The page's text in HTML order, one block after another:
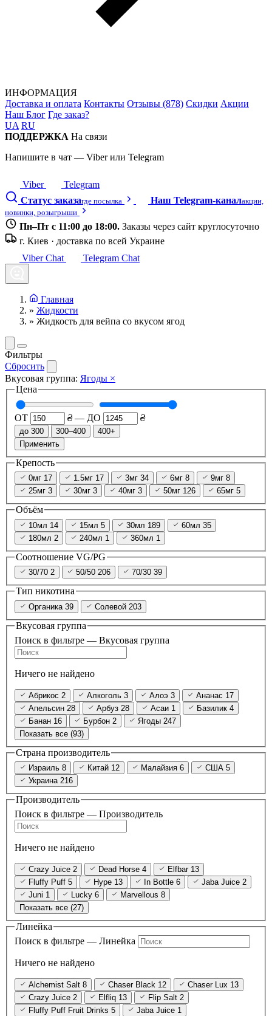
ИНФОРМАЦИЯ
Доставка и оплата Контакты Отзывы (878) Скидки Акции
Наш Блог Где заказ?
UA RU
ПОДДЕРЖКА На связи
Напишите в чат — Viber или Telegram
Viber
Telegram
Статус заказагде посылка Наш Telegram-каналакции,
новинки, розыгрыши
Пн–Пт с 11:00 до 18:00. Заказы через сайт круглосуточно
г. Киев · доставка по всей Украине
Viber Chat
Telegram Chat
Главная
» Жидкости
» Жидкость для вейпа со вкусом ягод
Фильтры
Сбросить
Вкусовая группа: Ягоды ×
Цена
ОТ ₴ — ДО ₴
до 300 300–400
400+
Применить
Крепость
0мг 17 1.5мг 17 3мг 34 6мг 8 9мг 8
25мг 3 30мг 3 40мг 3 50мг 126 65мг 5
Объём
10мл 14 15мл 5 30мл 189 60мл 35
180мл 2 240мл 1 360мл 1
Соотношение VG/PG
30/70 2 50/50 206 70/30 39
Тип никотина
Органика 39 Солевой 203
Вкусовая группа
Поиск в фильтре — Вкусовая группа
Ничего не найдено
Абрикос 2 Алкоголь 3 Алоэ 3 Ананас 17
Апельсин 28 Арбуз 28 Асаи 1 Базилик 4
Банан 16 Бурбон 2 Ягоды 247
Показать все (93)
Страна производитель
Израиль 8 Китай 12 Малайзия 6 США 5
Украина 216
Производитель
Поиск в фильтре — Производитель
Ничего не найдено
Crazy Juice 2 Dead Horse 4 Elfbar 13
Fluffy Puff 5 Hype 13 In Bottle 6 Jaba Juice 2
Juni 1 Lucky 6 Marvellous 8
Показать все (27)
Линейка
Поиск в фильтре — Линейка
Ничего не найдено
Alchemist Salt 8 Chaser Black 12 Chaser Lux 13
Crazy Juice 2 Elfliq 13 Flip Salt 2
Fluffy Puff Fruit Drinks 5 Jaba Juice 1